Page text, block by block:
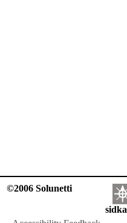
©2006 Solunetti